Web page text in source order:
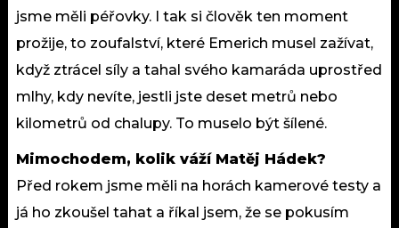
jsme měli péřovky. I tak si člověk ten moment
prožije, to zoufalství, které Emerich musel zažívat,
když ztrácel síly a tahal svého kamaráda uprostřed
mlhy, kdy nevíte, jestli jste deset metrů nebo
kilometrů od chalupy. To muselo být šílené.
Mimochodem, kolik váží Matěj Hádek?
Před rokem jsme měli na horách kamerové testy a
já ho zkoušel tahat a říkal jsem, že se pokusím